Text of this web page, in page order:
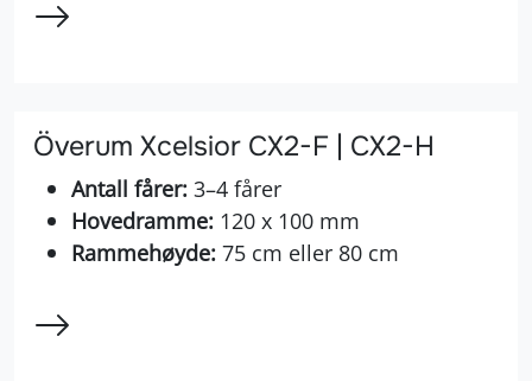
Överum Xcelsior CX2-F | CX2-H
Antall fårer: 3–4 fårer
Hovedramme: 120 x 100 mm
Rammehøyde: 75 cm eller 80 cm